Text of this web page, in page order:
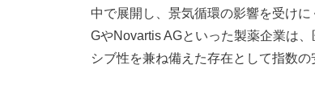
中で展開し、景気循環の影響を受け
GやNovartis AGといった製薬企業は
シブ性を兼ね備えた存在として指数の